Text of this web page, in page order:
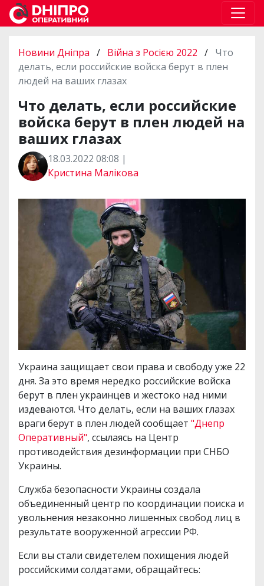
Новини Дніпра / Війна з Росією 2022 / Что
делать, если российские войска берут в плен
людей на ваших глазах
Что делать, если российские
войска берут в плен людей на
ваших глазах
18.03.2022 08:08 |
Кристина Малікова
Украина защищает свои права и свободу уже 22
дня. За это время нередко российские войска
берут в плен украинцев и жестоко над ними
издеваются. Что делать, если на ваших глазах
враги берут в плен людей сообщает "Днепр
Оперативный", ссылаясь на Центр
противодействия дезинформации при СНБО
Украины.
Служба безопасности Украины создала
объединенный центр по координации поиска и
увольнения незаконно лишенных свобод лиц в
результате вооруженной агрессии РФ.
Если вы стали свидетелем похищения людей
российскими солдатами, обращайтесь: